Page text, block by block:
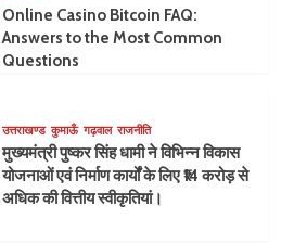
Online Casino Bitcoin FAQ:
Answers to the Most Common
Questions
उत्तराखण्ड कुमाऊँ गढ़वाल राजनीति
मुख्यमंत्री पुष्कर सिंह धामी ने विभिन्न विकास
योजनाओं एवं निर्माण कार्यों के लिए ₹14 करोड़ से
अधिक की वित्तीय स्वीकृतियां।